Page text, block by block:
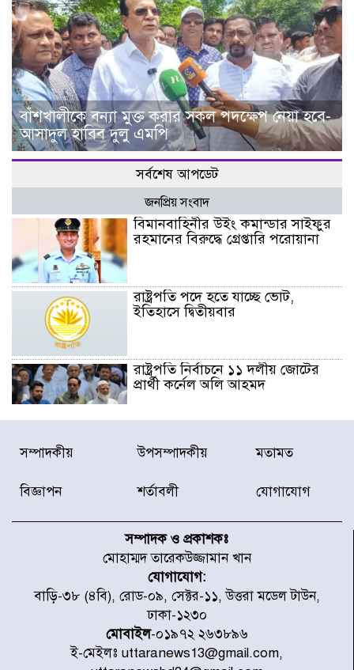
বাঁশখালীকে বন্যা মুক্ত করার সকল পদক্ষেপ নেয়া হবে-
আসাদুল হাবিব দুলু এমপি
সর্বশেষ আপডেট
জনপ্রিয় সংবাদ
বিমানবাহিনীর উইং কমান্ডার সাইফুর
রহমানের বিরুদ্ধে গ্রেপ্তারি পরোয়ানা
রাষ্ট্রপতি পদে হতে যাচ্ছে ভোট,
ইতিহাসে দ্বিতীয়বার
রাষ্ট্রপতি নির্বাচনে ১১ দলীয় জোটের
প্রার্থী কর্নেল অলি আহমদ
ডিএনসিসির সঙ্গে সমন্বয়ে পরিচ্ছন্নতার
নতুন উদ্যোগ নিকুঞ্জ-টানপাড়ায়
উদ্যোগে উত্তরা ১৩ নং সেক্টর-এ
পরিষ্কার-পরিচ্ছন্নতা অভিযান
ডিএমপির অভিযানে ২৪ ঘণ্টায় গ্রেপ্তার
৫০৪, উদ্ধার মাদক-অস্ত্র
সন্দ্বীপের চরে বিপদে পড়া কচ্ছপ উদ্ধার
সম্পাদকীয় উপসম্পাদকীয় মতামত
বিজ্ঞাপন শর্তাবলী যোগাযোগ
সম্পাদক ও প্রকাশকঃ
মোহাম্মদ তারেকউজ্জামান খান
যোগাযোগ:
বাড়ি-৩৮ (৪বি), রোড-০৯, সেক্টর-১১, উত্তরা মডেল টাউন,
ঢাকা-১২৩০
মোবাইল-০১৯৭২ ২৬৩৮৯৬
ই-মেইলঃ uttaranews13@gmail.com,